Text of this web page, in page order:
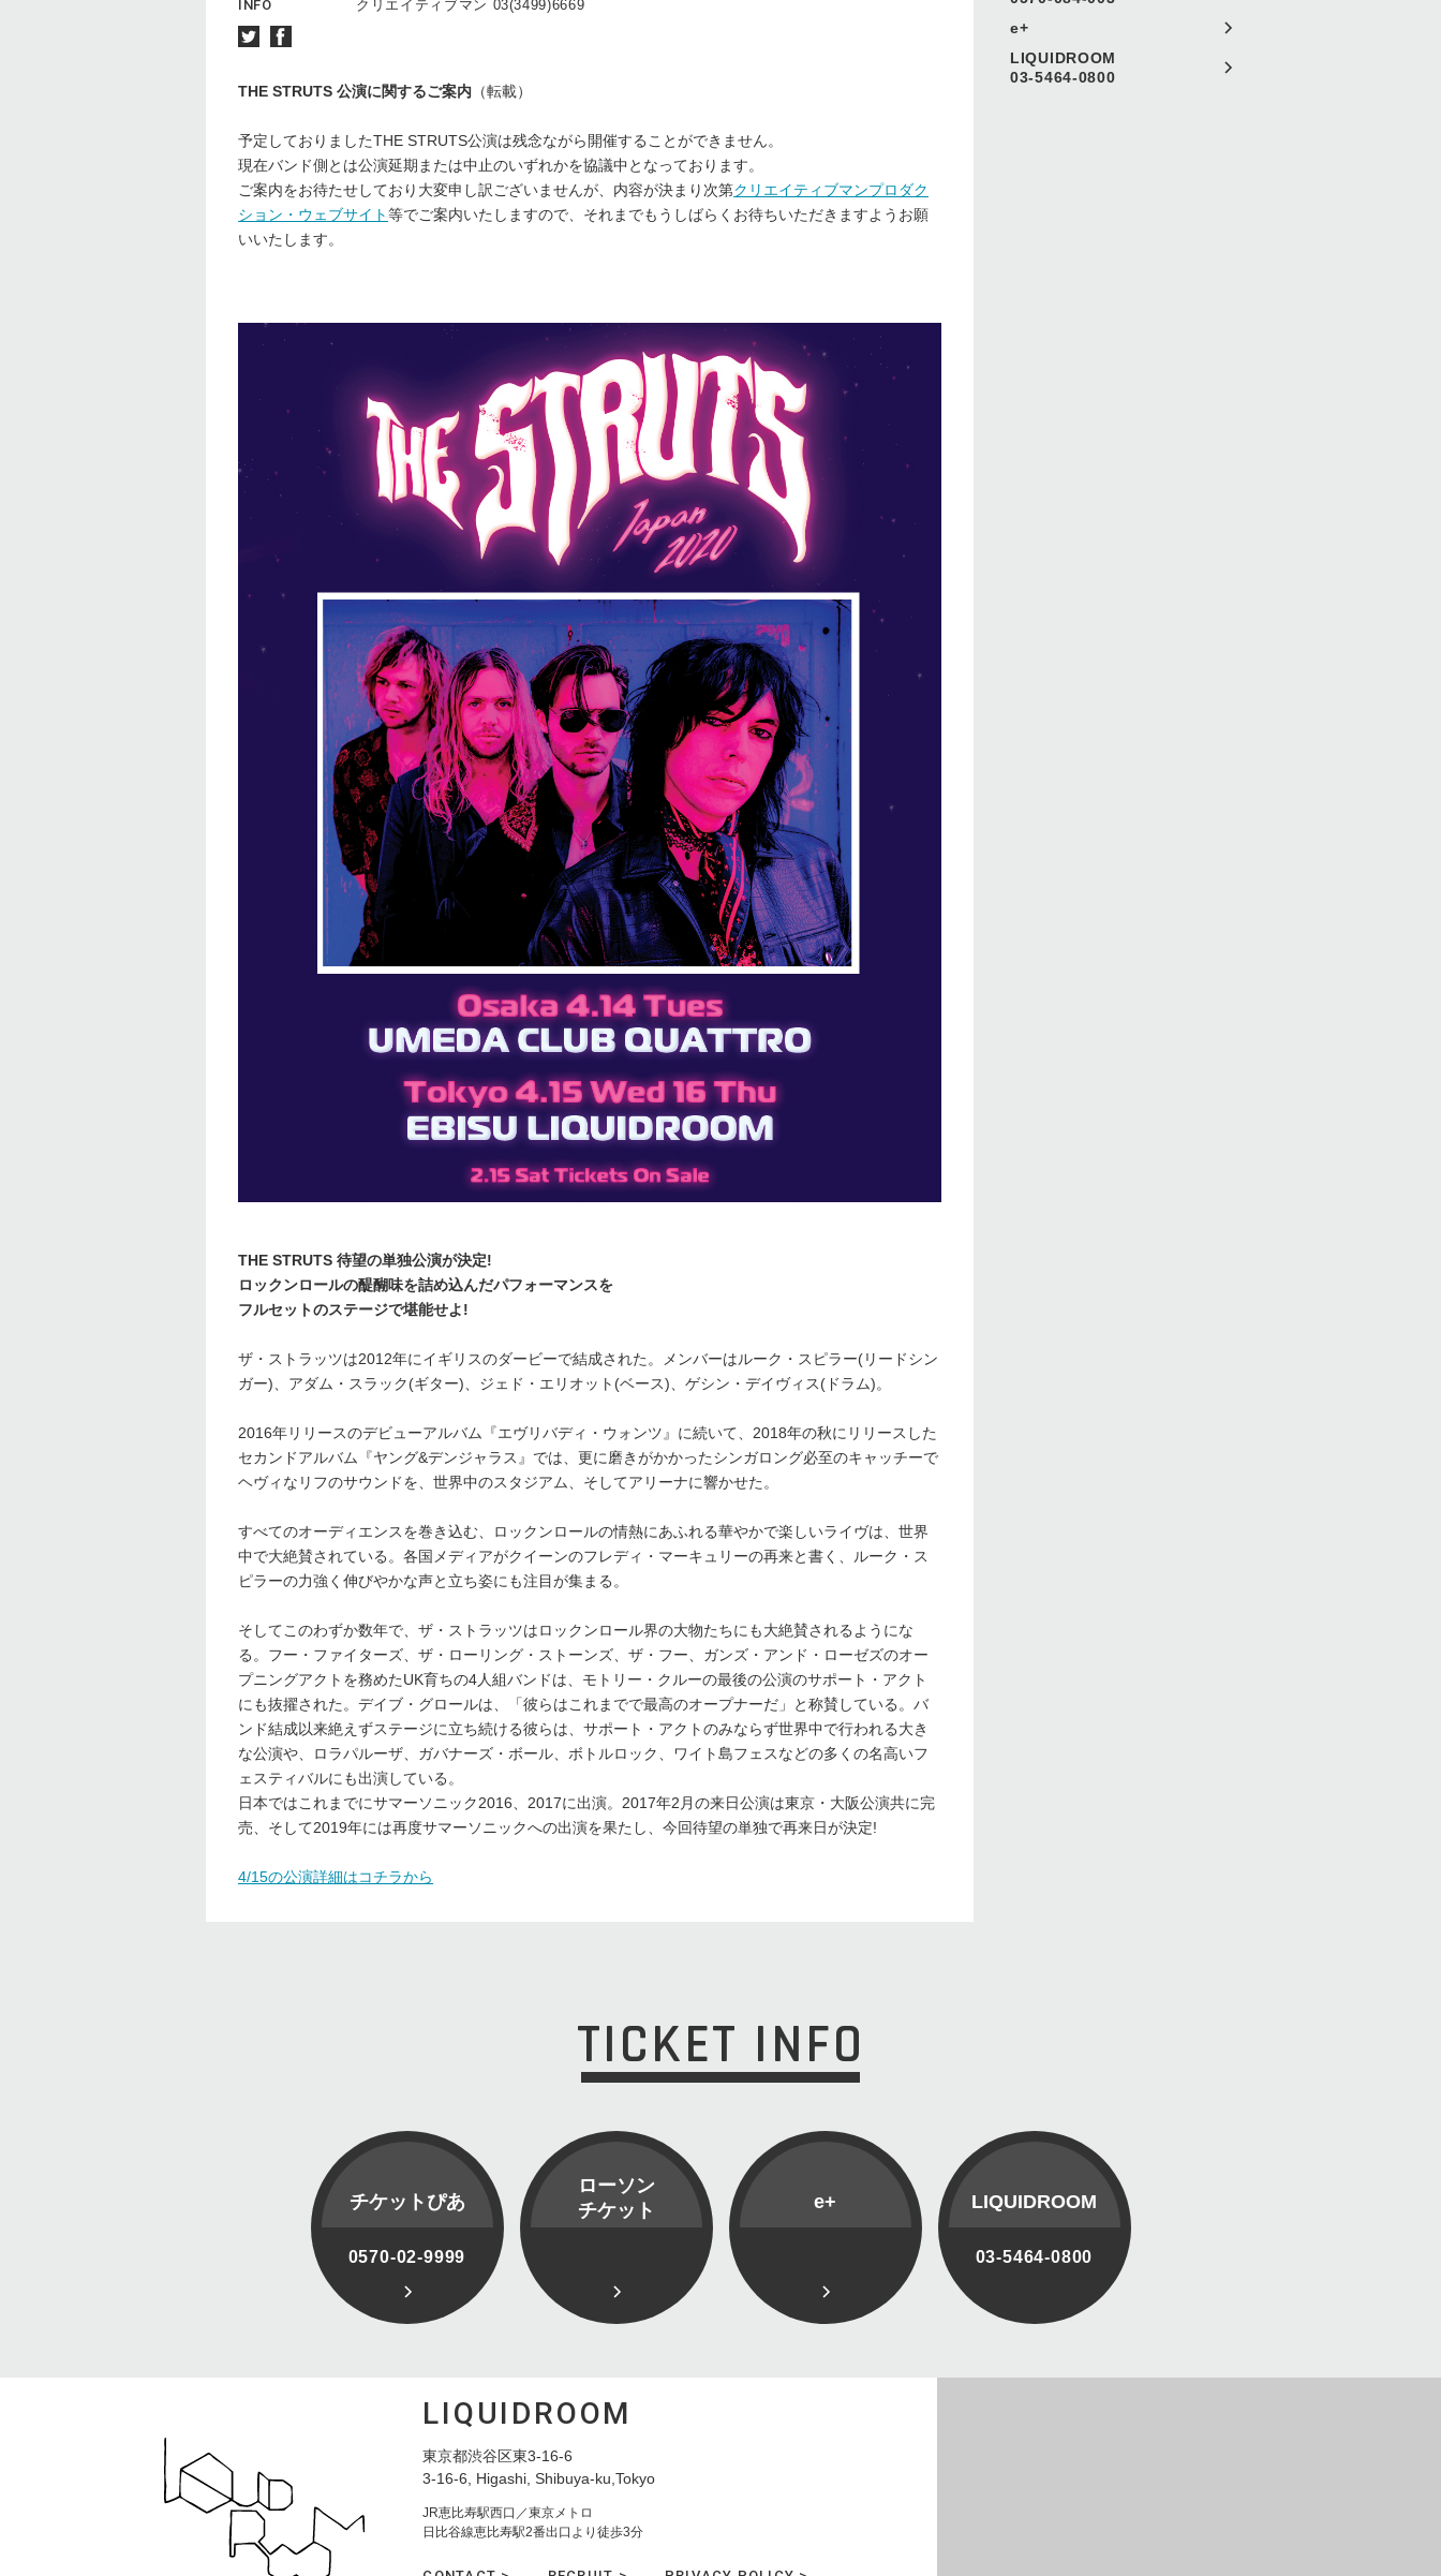
e+
LIQUIDROOM
03-5464-0800
INFO
クリエイティブマン 03(3499)6669
THE STRUTS 公演に関するご案内 （転載）
予定しておりましたTHE STRUTS公演は残念ながら開催することができません。
現在バンド側とは公演延期または中止のいずれかを協議中となっております。
ご案内をお待たせしており大変申し訳ございませんが、内容が決まり次第クリエイティブマンプロダク
ション・ウェブサイト等でご案内いたしますので、それまでもうしばらくお待ちいただきますようお願
いいたします。
THE STRUTS 待望の単独公演が決定!
ロックンロールの醍醐味を詰め込んだパフォーマンスを
フルセットのステージで堪能せよ!
ザ・ストラッツは2012年にイギリスのダービーで結成された。メンバーはルーク・スピラー(リードシン
ガー)、アダム・スラック(ギター)、ジェド・エリオット(ベース)、ゲシン・デイヴィス(ドラム)。
2016年リリースのデビューアルバム『エヴリバディ・ウォンツ』に続いて、2018年の秋にリリースした
セカンドアルバム『ヤング&デンジャラス』では、更に磨きがかかったシンガロング必至のキャッチーで
ヘヴィなリフのサウンドを、世界中のスタジアム、そしてアリーナに響かせた。
すべてのオーディエンスを巻き込む、ロックンロールの情熱にあふれる華やかで楽しいライヴは、世界
中で大絶賛されている。各国メディアがクイーンのフレディ・マーキュリーの再来と書く、ルーク・ス
ピラーの力強く伸びやかな声と立ち姿にも注目が集まる。
そしてこのわずか数年で、ザ・ストラッツはロックンロール界の大物たちにも大絶賛されるようにな
る。フー・ファイターズ、ザ・ローリング・ストーンズ、ザ・フー、ガンズ・アンド・ローゼズのオー
プニングアクトを務めたUK育ちの4人組バンドは、モトリー・クルーの最後の公演のサポート・アクト
にも抜擢された。デイブ・グロールは、「彼らはこれまでで最高のオープナーだ」と称賛している。バ
ンド結成以来絶えずステージに立ち続ける彼らは、サポート・アクトのみならず世界中で行われる大き
な公演や、ロラパルーザ、ガバナーズ・ボール、ボトルロック、ワイト島フェスなどの多くの名高いフ
ェスティバルにも出演している。
日本ではこれまでにサマーソニック2016、2017に出演。2017年2月の来日公演は東京・大阪公演共に完
売、そして2019年には再度サマーソニックへの出演を果たし、今回待望の単独で再来日が決定!
4/15の公演詳細はコチラから
TICKET INFO
チケットぴあ
0570-02-9999
ローソン
チケット
e+ LIQUIDROOM
03-5464-0800
LIQUIDROOM
東京都渋谷区東3-16-6
3-16-6, Higashi, Shibuya-ku,Tokyo
JR恵比寿駅西口／東京メトロ
日比谷線恵比寿駅2番出口より徒歩3分